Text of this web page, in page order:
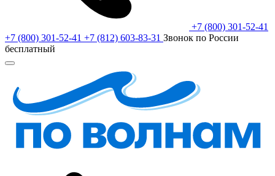
+7 (800) 301-52-41
+7 (800) 301-52-41 +7 (812) 603-83-31 Звонок по России
бесплатный